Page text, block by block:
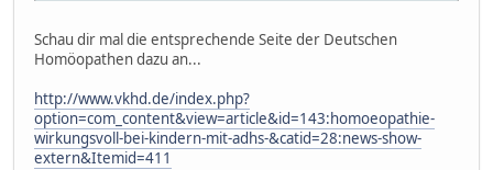
Schau dir mal die entsprechende Seite der Deutschen
Homöopathen dazu an...
http://www.vkhd.de/index.php?
option=com_content&view=article&id=143:homoeopathie-
wirkungsvoll-bei-kindern-mit-adhs-&catid=28:news-show-
extern&Itemid=411